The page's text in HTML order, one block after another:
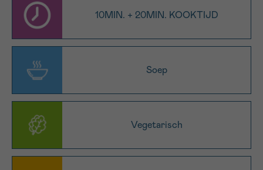
10MIN. + 20MIN. KOOKTIJD
Soep
Vegetarisch
EMAIL
MIJN VRAAG
Verder